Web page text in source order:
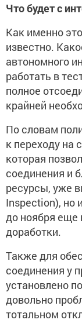
Что будет с
Как именно
известно.
автономного
работать в
полное
крайней
По словам
к переходу на
которая
соединения и
ресурсы, уже
Inspection), но
до ноября еще
доработки.
Также для
соединения у
установлено
довольно
тотальном